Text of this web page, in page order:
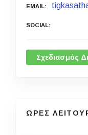
EMAIL
SOCIAL
Σχεδιασμός
ΩΡΕΣ